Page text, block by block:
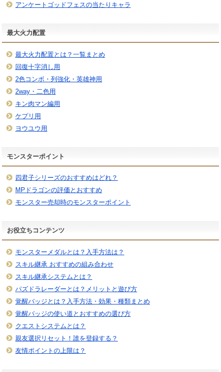
アンケートゴッドフェスの当たりキャラ
最大火力配置
最大火力配置とは？一覧まとめ
回復十字消し用
2色コンボ・列強化・英雄神用
2way・二色用
キン肉マン編用
ケプリ用
ヨウユウ用
モンスターポイント
四君子シリーズのおすすめはどれ？
MPドラゴンの評価とおすすめ
モンスター売却時のモンスターポイント
お役立ちコンテンツ
モンスターメダルとは？入手方法は？
スキル継承 おすすめの組み合わせ
スキル継承システムとは？
パズドラレーダーとは？メリットと遊び方
覚醒バッジとは？入手方法・効果・種類まとめ
覚醒バッジの使い道とおすすめの選び方
クエストシステムとは？
親友選択リセット！誰を登録する？
友情ポイントの上限は？